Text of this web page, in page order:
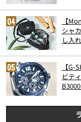
【
シャ
し入
【G-
ビテ